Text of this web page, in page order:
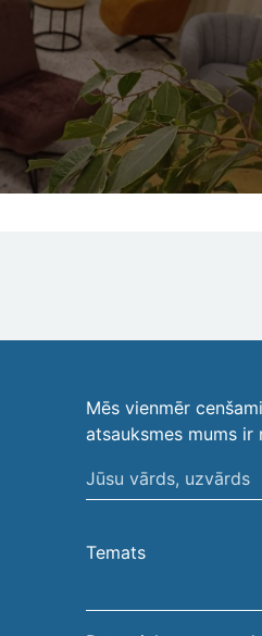
Mēs vienmēr
atsauksmes mums ir
Jūsu
vārds,
Temats